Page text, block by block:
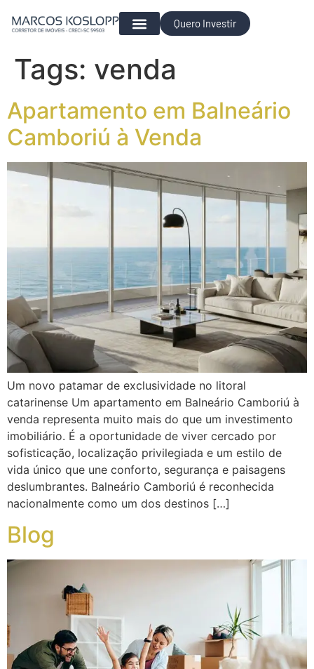
Quero Investir
Tags: venda
Apartamento em Balneário
Camboriú à Venda
Um novo patamar de exclusividade no litoral
catarinense Um apartamento em Balneário Camboriú à
venda representa muito mais do que um investimento
imobiliário. É a oportunidade de viver cercado por
sofisticação, localização privilegiada e um estilo de
vida único que une conforto, segurança e paisagens
deslumbrantes. Balneário Camboriú é reconhecida
nacionalmente como um dos destinos […]
Blog